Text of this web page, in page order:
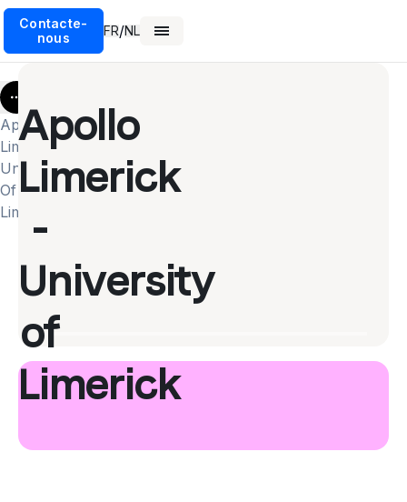
Contacte-
nous
FR/NL
More
Apollo
Limerick
University
Of
Limerick
Apollo
Limerick
-
University
of
Limerick